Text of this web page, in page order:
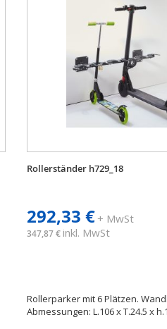
Rollerständer h729_18
292,33 €+ MwSt
347,87 € inkl. MwSt
Rollerparker mit 6 Plätzen.
Abmessungen: L.106 x T.24.5 x